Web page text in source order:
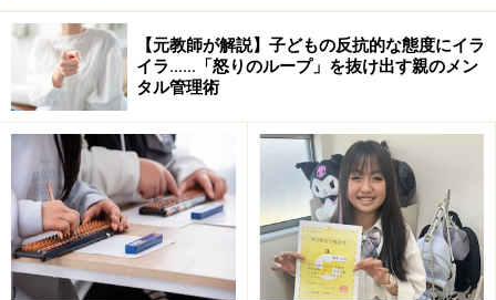
す。では、いつ頃、教えるのがいいのでしょうか。
＜目次＞
生理のことを説明する時期……早い分にはOK
初潮を祝う？祝わない？
「初潮」は大人になったサイン？
とはいえ、月経はポジティブに捉えたい
【元教師が解説】子どもの反抗的な態度にイラ
イラ……「怒りのループ」を抜け出す親のメン
タル管理術